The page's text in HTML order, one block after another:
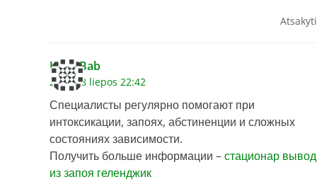
Atsakyti
KevinBab
2026 28 liepos 22:42
Специалисты регулярно помогают при
интоксикации, запоях, абстиненции и сложных
состояниях зависимости.
Получить больше информации –стационар вывод
из запоя геленджик